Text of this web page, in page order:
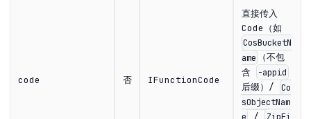
code 否 IFunctionCode
直接传入
Code（如
CosBucketN
ame
（不包
含
-appid
后缀）/
Co
sObjectNam
/